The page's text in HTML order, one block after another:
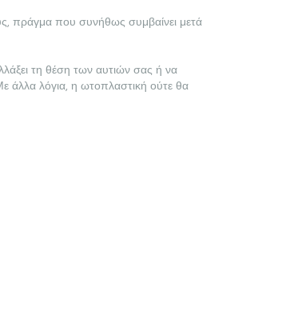
πράγμα που συνήθως συμβαίνει μετά
τη θέση των αυτιών σας ή να
άλλα λόγια, η ωτοπλαστική ούτε θα